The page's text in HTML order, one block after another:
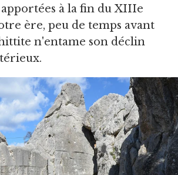
à la fin du XIIIe
ère, peu de temps avant
n'entame son déclin